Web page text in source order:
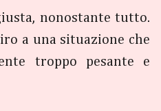
nonostante tutto.
a una situazione che
troppo pesante e